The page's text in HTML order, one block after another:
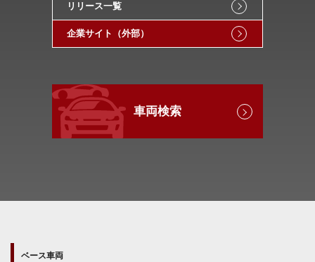
リリース一覧
企業サイト（外部）
車両検索
ベース車両